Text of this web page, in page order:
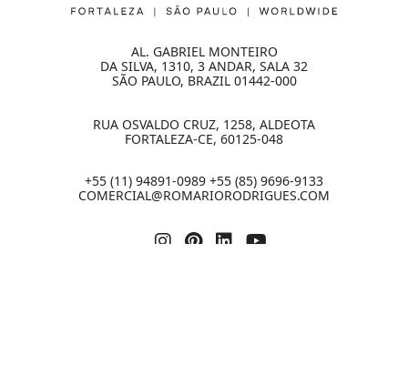
AL. GABRIEL MONTEIRO
DA SILVA, 1310, 3 ANDAR, SALA 32
SÃO PAULO, BRAZIL 01442-000
RUA OSVALDO CRUZ, 1258, ALDEOTA
FORTALEZA-CE, 60125-048
+55 (11) 94891-0989 +55 (85) 9696-9133
COMERCIAL@ROMARIORODRIGUES.COM